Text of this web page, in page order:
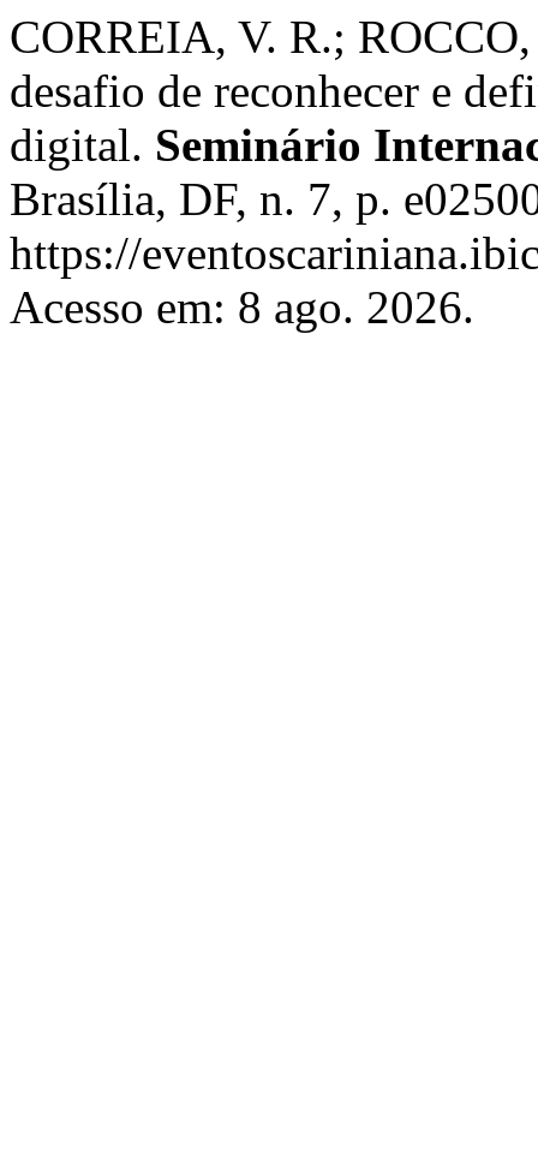
CORREIA, V. R.;
desafio de reconhecer e
digital. Seminário
Brasília, DF, n. 7, p.
https://
Acesso em: 8 ago. 2026.